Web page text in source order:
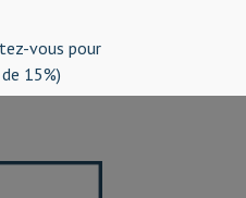
vous pour
15%)